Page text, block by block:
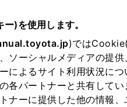
)を使用します。
)では
ソーシャルメディアの提
によるサイト利用状況に
各パートナーと共有して
ナーに提供した他の情報